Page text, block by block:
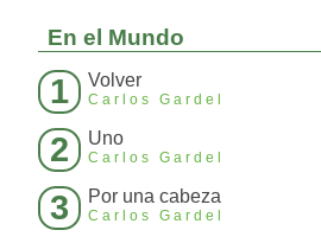
En el Mundo
1 Volver
Carlos Gardel
2 Uno
Carlos Gardel
3 Por una cabeza
Carlos Gardel